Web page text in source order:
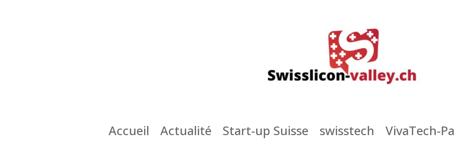
Accueil Actualité Start-up Suisse swisstech VivaTech-